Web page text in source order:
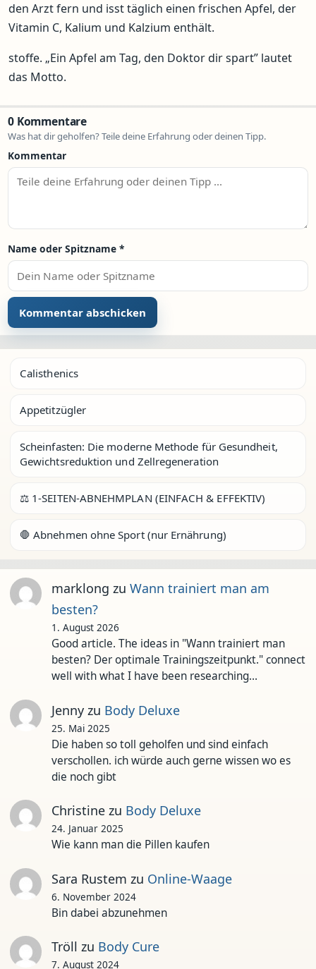
den Arzt fern und isst täglich einen frischen Apfel, der
Vitamin C, Kalium und Kalzium enthält.
stoffe. „Ein Apfel am Tag, den Doktor dir spart” lautet
das Motto.
0 Kommentare
Was hat dir geholfen? Teile deine Erfahrung oder deinen Tipp.
Kommentar
Name oder Spitzname *
Calisthenics
Appetitzügler
Scheinfasten: Die moderne Methode für Gesundheit,
Gewichtsreduktion und Zellregeneration
⚖️ 1-SEITEN-ABNEHMPLAN (EINFACH & EFFEKTIV)
🛑 Abnehmen ohne Sport (nur Ernährung)
marklong zu Wann trainiert man am
besten?
1. August 2026
Good article. The ideas in "Wann trainiert man
besten? Der optimale Trainingszeitpunkt." connect
well with what I have been researching…
Jennyzu Body Deluxe
25. Mai 2025
Die haben so toll geholfen und sind einfach
verschollen. ich würde auch gerne wissen wo es
die noch gibt
Christinezu Body Deluxe
24. Januar 2025
Wie kann man die Pillen kaufen
Sara Rustem zu Online-Waage
6. November 2024
Bin dabei abzunehmen
Tröll zu Body Cure
7. August 2024